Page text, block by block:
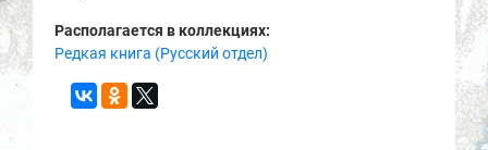
Располагается в коллекциях:
Редкая книга (Русский отдел)